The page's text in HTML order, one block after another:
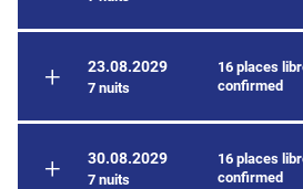
23.08.2029
7 nuits
16 places
confirmed
30.08.2029
7 nuits
16 places
confirmed